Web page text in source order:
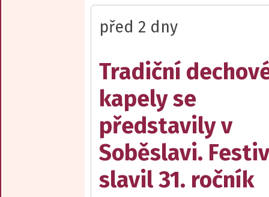
před 2 dny
Tradiční
kapely se
představily v
Soběslavi.
slavil 31. ročník